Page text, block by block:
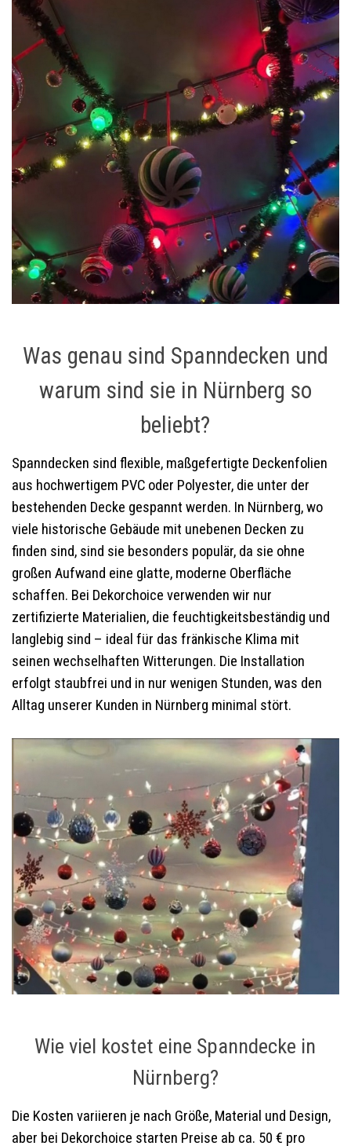
Was genau sind Spanndecken und
warum sind sie in Nürnberg so
beliebt?
Spanndecken sind flexible, maßgefertigte Deckenfolien
aus hochwertigem PVC oder Polyester, die unter der
bestehenden Decke gespannt werden. In Nürnberg, wo
viele historische Gebäude mit unebenen Decken zu
finden sind, sind sie besonders populär, da sie ohne
großen Aufwand eine glatte, moderne Oberfläche
schaffen. Bei Dekorchoice verwenden wir nur
zertifizierte Materialien, die feuchtigkeitsbeständig und
langlebig sind – ideal für das fränkische Klima mit
seinen wechselhaften Witterungen. Die Installation
erfolgt staubfrei und in nur wenigen Stunden, was den
Alltag unserer Kunden in Nürnberg minimal stört.
Wie viel kostet eine Spanndecke in
Nürnberg?
Die Kosten variieren je nach Größe, Material und Design,
aber bei Dekorchoice starten Preise ab ca. 50 € pro